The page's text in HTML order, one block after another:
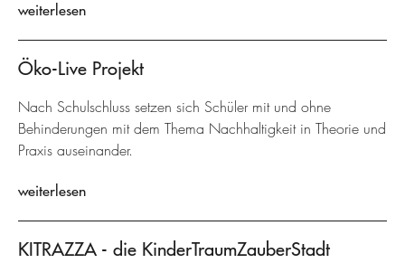
weiterlesen
Öko-Live Projekt
Nach Schulschluss setzen sich Schüler mit und ohne
Behinderungen mit dem Thema Nachhaltigkeit in Theorie und
Praxis auseinander.
weiterlesen
KITRAZZA - die KinderTraumZauberStadt